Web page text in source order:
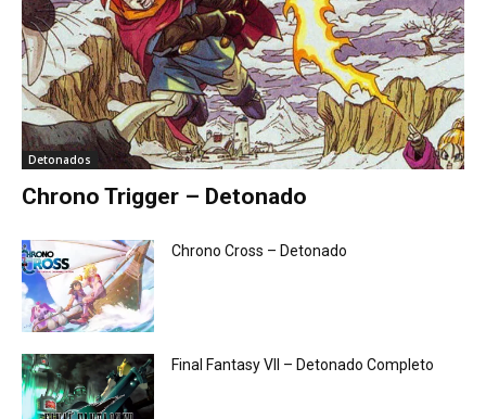
Detonados
Chrono Trigger – Detonado
Chrono Cross – Detonado
Final Fantasy VII – Detonado Completo